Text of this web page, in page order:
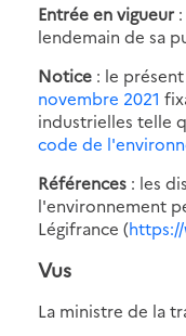
Entrée en vigueur
lendemain de sa
Notice : le
novembre 2021
industrielles telle
code de
Références : les
l'environnement
Légifrance (
Vus
La ministre de la